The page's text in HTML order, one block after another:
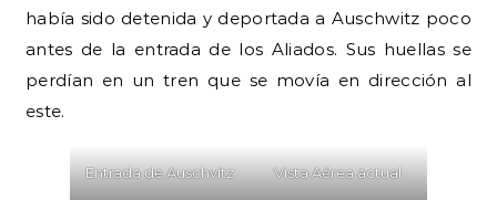
había sido detenida y deportada a Auschwitz poco
antes de la entrada de los Aliados. Sus huellas se
perdían en un tren que se movía en dirección al
este.
Entrada de Auschvitz Vista Aérea actual